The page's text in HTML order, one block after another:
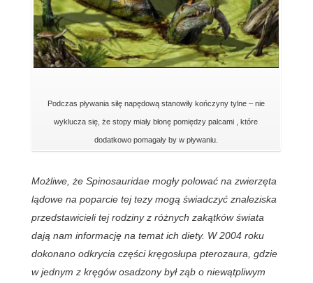
Podczas pływania siłę napędową stanowiły kończyny tylne – nie
wyklucza się, że stopy miały błonę pomiędzy palcami , które
dodatkowo pomagały by w pływaniu.
Możliwe, że Spinosauridae mogły polować na zwierzęta
lądowe na poparcie tej tezy mogą świadczyć znaleziska
przedstawicieli tej rodziny z różnych zakątków świata
dają nam informację na temat ich diety. W 2004 roku
dokonano odkrycia części kręgosłupa pterozaura, gdzie
w jednym z kręgów osadzony był ząb o niewątpliwym